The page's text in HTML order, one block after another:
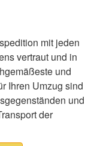
mit jeden
vertraut und in
und
Ihren Umzug sind
und
der